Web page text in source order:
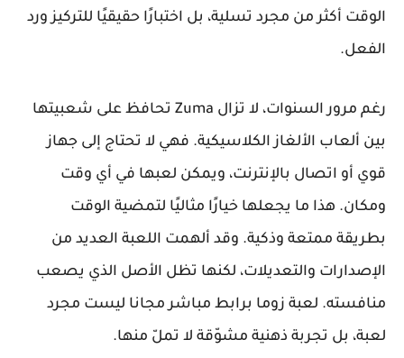
الوقت أكثر من مجرد تسلية، بل اختبارًا حقيقيًا للتركيز ورد
الفعل.
رغم مرور السنوات، لا تزال Zuma تحافظ على شعبيتها
بين ألعاب الألغاز الكلاسيكية. فهي لا تحتاج إلى جهاز
قوي أو اتصال بالإنترنت، ويمكن لعبها في أي وقت
ومكان. هذا ما يجعلها خيارًا مثاليًا لتمضية الوقت
بطريقة ممتعة وذكية. وقد ألهمت اللعبة العديد من
الإصدارات والتعديلات، لكنها تظل الأصل الذي يصعب
منافسته. لعبة زوما برابط مباشر مجانا ليست مجرد
لعبة، بل تجربة ذهنية مشوّقة لا تملّ منها.